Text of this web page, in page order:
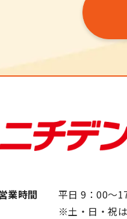
業時間
平日 9：00～
※土・日・祝は